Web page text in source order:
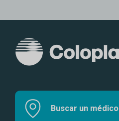
Buscar un médico